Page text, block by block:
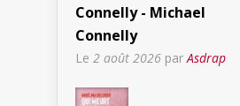
Connelly - Michael
Connelly
Le 2 août 2026 parAsdrap